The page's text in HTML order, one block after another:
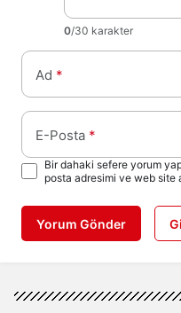
0/30 karakter
Ad *
E-Posta *
Bir dahaki sefere yorum
posta adresimi ve web site
Yorum Gönder